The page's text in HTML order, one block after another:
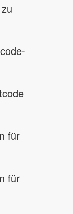
für
für